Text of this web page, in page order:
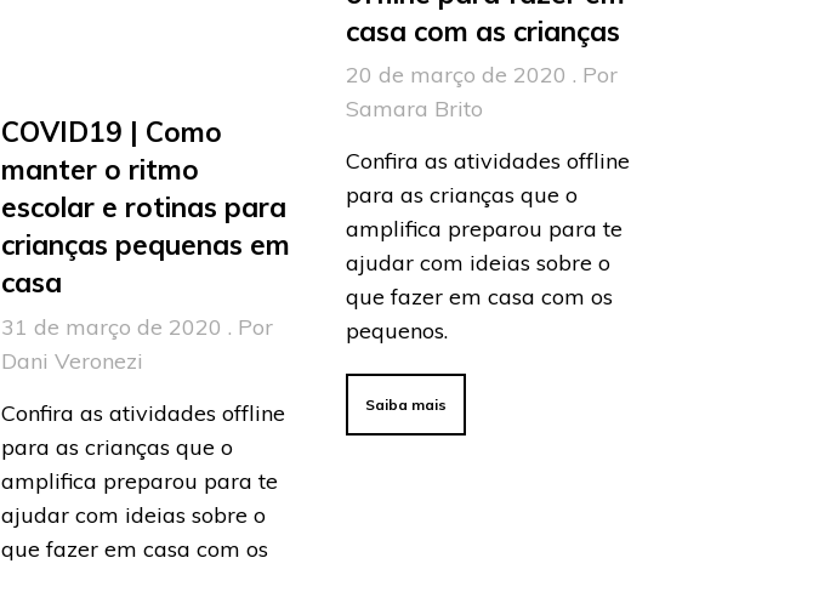
COVID19 | Como
manter o ritmo
escolar e rotinas para
crianças pequenas em
casa
31 de março de 2020 . Por
Dani Veronezi
Confira as atividades offline
para as crianças que o
amplifica preparou para te
ajudar com ideias sobre o
que fazer em casa com os
casa com as crianças
20 de março de 2020 . Por
Samara Brito
Confira as atividades offline
para as crianças que o
amplifica preparou para te
ajudar com ideias sobre o
que fazer em casa com os
pequenos.
Saiba mais